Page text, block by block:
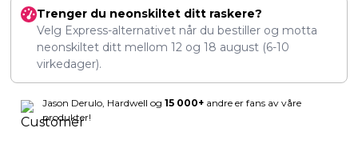
Trenger du neonskiltet ditt raskere?
Velg Express-alternativet når du bestiller og motta
neonskiltet ditt mellom 12 og 18 august (6-10
virkedager).
Jason Derulo, Hardwell og 15 000+ andre er fans av våre
produkter!